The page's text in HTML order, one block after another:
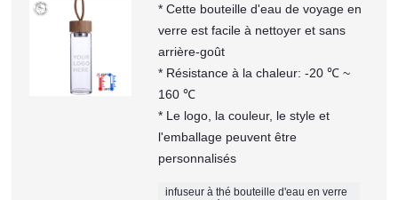
* Cette bouteille d'eau de voyage en
verre est facile à nettoyer et sans
arrière-goût
* Résistance à la chaleur: -20 ℃ ~
160 ℃
* Le logo, la couleur, le style et
l'emballage peuvent être
personnalisés
infuseur à thé bouteille d'eau en verre